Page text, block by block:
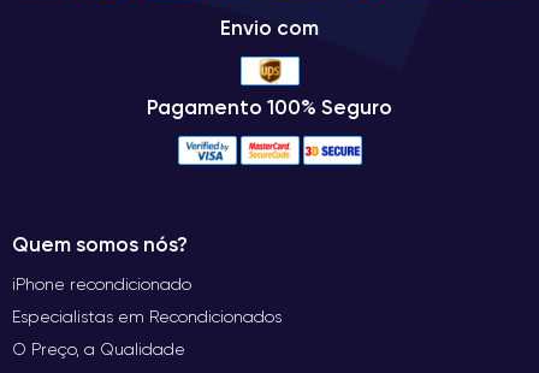
Envio com
Pagamento 100% Seguro
Quem somos nós?
iPhone recondicionado
Especialistas em Recondicionados
O Preço, a Qualidade